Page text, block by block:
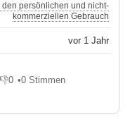
den persönlichen und nicht-
kommerziellen Gebrauch
vor 1 Jahr
mir
👎0
Gefällt mir nicht
•0 Stimmen